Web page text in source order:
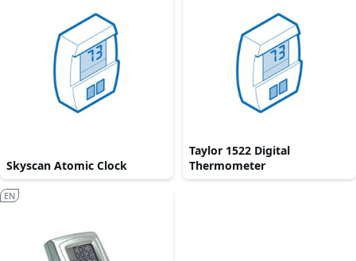
Skyscan Atomic Clock
Taylor 1522 Digital
Thermometer
EN